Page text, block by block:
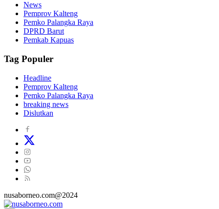
News
Pemprov Kalteng
Pemko Palangka Raya
DPRD Barut
Pemkab Kapuas
Tag Populer
Headline
Pemprov Kalteng
Pemko Palangka Raya
breaking news
Dislutkan
nusaborneo.com@2024